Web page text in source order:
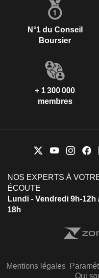
N°1 du Conseil
Boursier
+ 1 300 000
membres
NOS EXPERTS À
ÉCOUTE
Lundi - Vendredi 9h-12h
18h
Mentions légales
Qui